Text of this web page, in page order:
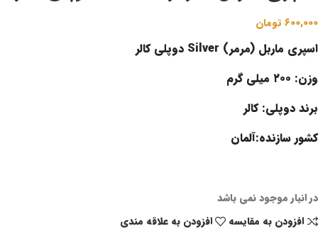
۶۰۰,۰۰۰ تومان
اسپری ماربل (مرمر) Silver دوپلی کالر
وزن: ۲۰۰ میلی گرم
برند دوپلی: کالر
کشور سازنده:آلمان
در انبار موجود نمی باشد
افزودن به مقایسه
افزودن به علاقه مندی